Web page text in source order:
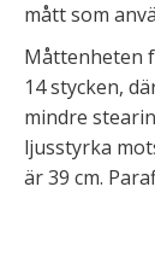
mått som
Måttenheten
14 stycken,
mindre
ljusstyrka
är 39 cm.